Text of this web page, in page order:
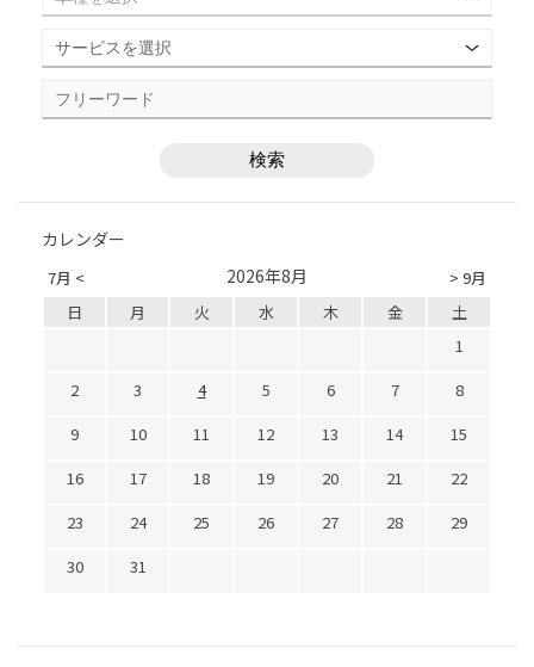
カレンダー
7月 < > 9月
2026年8月
日 月 火 水 木 金
土
1
2
3 4 5 6 7
8
9
10 11 12 13 14
15
16
17 18 19 20 21
22
23
24 25 26 27 28
29
30
31